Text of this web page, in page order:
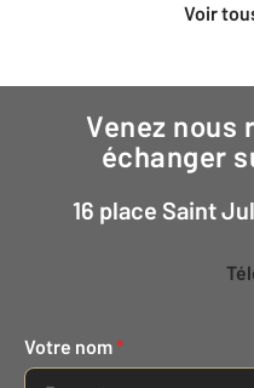
Voir
Venez nous rencontrer pour
échanger
16 place Saint
Votre nom*